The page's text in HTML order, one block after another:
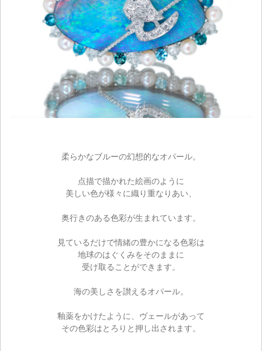
柔らかなブルーの幻想的なオパール。
点描で描かれた絵画のように
美しい色が様々に織り重なりあい、
奥行きのある色彩が生まれています。
見ているだけで情緒の豊かになる色彩は
地球のはぐくみをそのままに
受け取ることができます。
海の美しさを讃えるオパール。
釉薬をかけたように、ヴェールがあって
その色彩はとろりと押し出されます。